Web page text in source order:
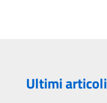
Ultimi articoli